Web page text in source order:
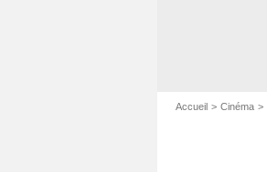
Accueil Cinéma